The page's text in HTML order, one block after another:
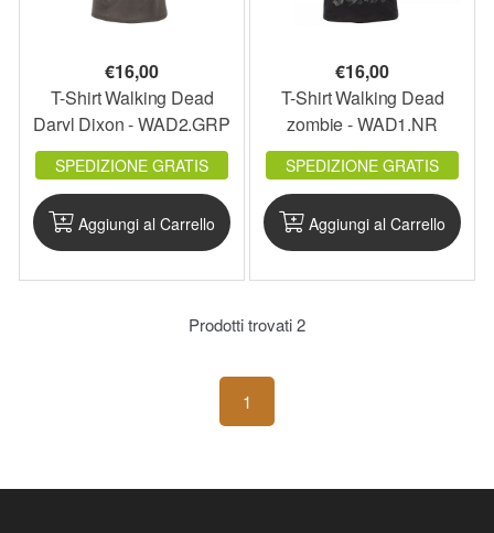
€16,00
T-Shirt Walking Dead
Daryl Dixon - WAD2.GRP
SPEDIZIONE GRATIS
Aggiungi al Carrello
€16,00
T-Shirt Walking Dead
zombie - WAD1.NR
SPEDIZIONE GRATIS
Aggiungi al Carrello
Prodotti trovati2
1